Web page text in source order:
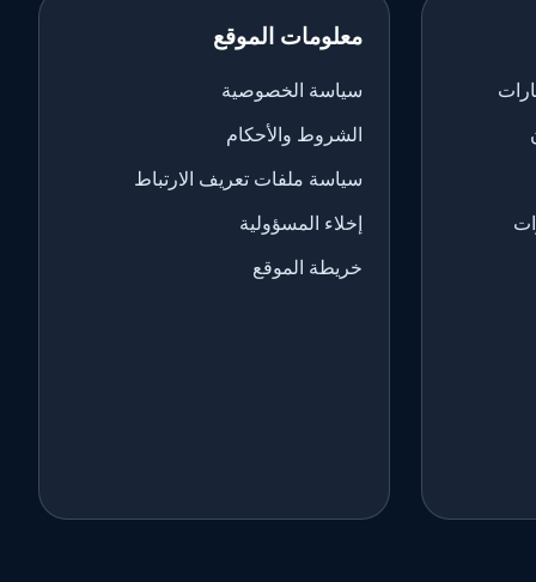
معلومات الموقع
سياسة الخصوصية
الشروط والأحكام
سياسة ملفات تعريف الارتباط
إخلاء المسؤولية
خريطة الموقع